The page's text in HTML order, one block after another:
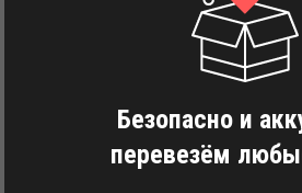
Безопасно и
перевезём